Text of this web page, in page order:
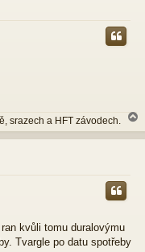
srazech a HFT závodech.
a
h
kvůli tomu duralovýmu
Tvargle po datu spotřeby